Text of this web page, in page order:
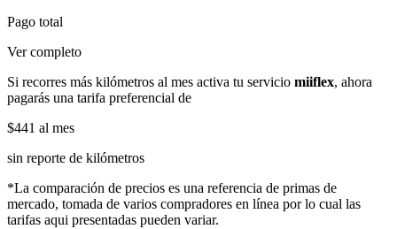
Pago total
Ver completo
Si recorres más kilómetros al mes activa tu servicio miiflex, ahora
pagarás una tarifa preferencial de
$441 al mes
sin reporte de kilómetros
*La comparación de precios es una referencia de primas de
mercado, tomada de varios compradores en línea por lo cual las
tarifas aqui presentadas pueden variar.